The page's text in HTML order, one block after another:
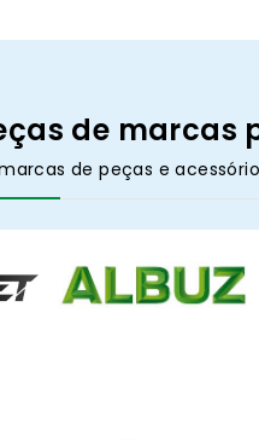
de marcas
de peças e